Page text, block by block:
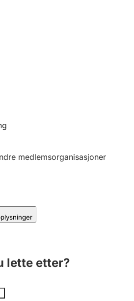
medlemsorganisasjoner
lette etter?